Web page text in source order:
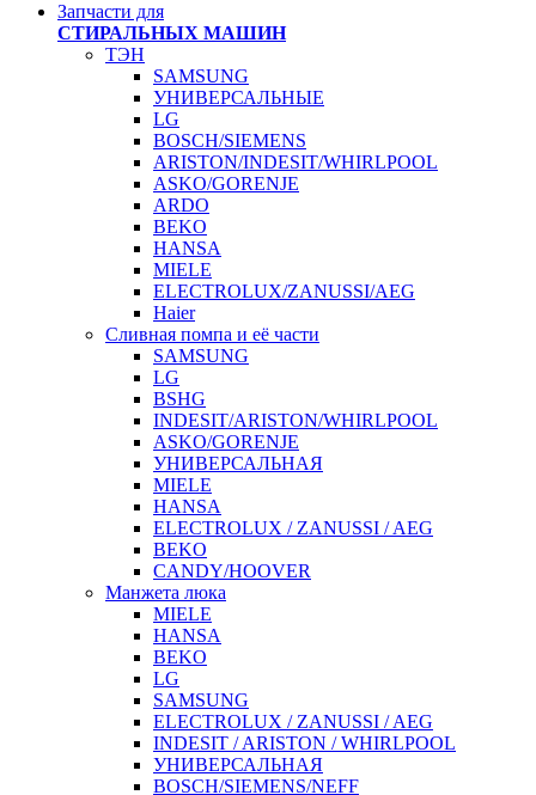
Запчасти для
СТИРАЛЬНЫХ МАШИН
ТЭН
SAMSUNG
УНИВЕРСАЛЬНЫЕ
LG
BOSCH/SIEMENS
ARISTON/INDESIT/WHIRLPOOL
ASKO/GORENJE
ARDO
BEKO
HANSA
MIELE
ELECTROLUX/ZANUSSI/AEG
Haier
Сливная помпа и её части
SAMSUNG
LG
BSHG
INDESIT/ARISTON/WHIRLPOOL
ASKO/GORENJE
УНИВЕРСАЛЬНАЯ
MIELE
HANSA
ELECTROLUX / ZANUSSI / AEG
BEKO
CANDY/HOOVER
Манжета люка
MIELE
HANSA
BEKO
LG
SAMSUNG
ELECTROLUX / ZANUSSI / AEG
INDESIT / ARISTON / WHIRLPOOL
УНИВЕРСАЛЬНАЯ
BOSCH/SIEMENS/NEFF